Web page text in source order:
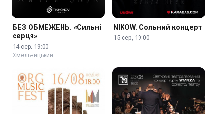
БЕЗ ОБМЕЖЕНЬ. «Сильні
серця»
14 сер, 19:00
Хмельницький …
NIKOW. Сольний концерт
15 сер, 19:00